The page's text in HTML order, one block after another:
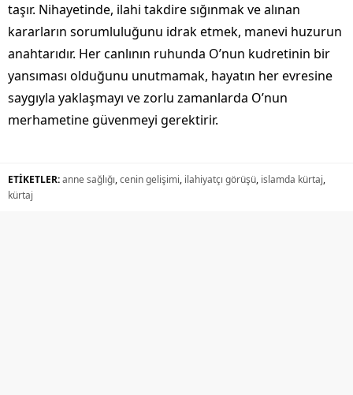
taşır. Nihayetinde, ilahi takdire sığınmak ve alınan
kararların sorumluluğunu idrak etmek, manevi huzurun
anahtarıdır. Her canlının ruhunda O’nun kudretinin bir
yansıması olduğunu unutmamak, hayatın her evresine
saygıyla yaklaşmayı ve zorlu zamanlarda O’nun
merhametine güvenmeyi gerektirir.
ETİKETLER:anne sağlığı,cenin gelişimi, ilahiyatçı görüşü, islamda kürtaj,
kürtaj